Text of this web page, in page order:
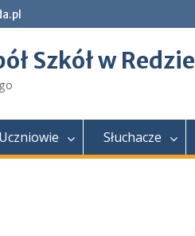
Szkół w Redzie
Uczniowie Słuchacze